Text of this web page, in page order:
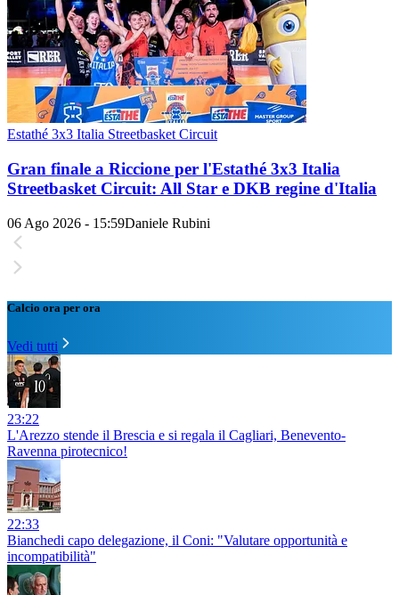
Estathé 3x3 Italia Streetbasket Circuit
Gran finale a Riccione per l'Estathé 3x3 Italia
Streetbasket Circuit: All Star e DKB regine d'Italia
06 Ago 2026 - 15:59Daniele Rubini
Calcio ora per ora
Vedi tutti
23:22
L'Arezzo stende il Brescia e si regala il Cagliari, Benevento-
Ravenna pirotecnico!
22:33
Bianchedi capo delegazione, il Coni: "Valutare opportunità e
incompatibilità"